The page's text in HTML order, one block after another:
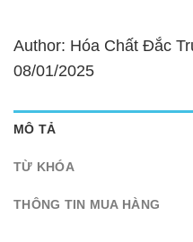
Author: Hóa Chất Đắc
08/01/2025
MÔ TẢ
TỪ KHÓA
THÔNG TIN MUA HÀNG